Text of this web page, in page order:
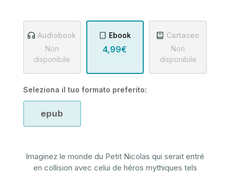
Audiobook
Non
disponibile
Ebook
4,99€
Cartaceo
Non
disponibile
Seleziona il tuo formato preferito:
epub
Imaginez le monde du Petit Nicolas qui serait entré
en collision avec celui de héros mythiques tels